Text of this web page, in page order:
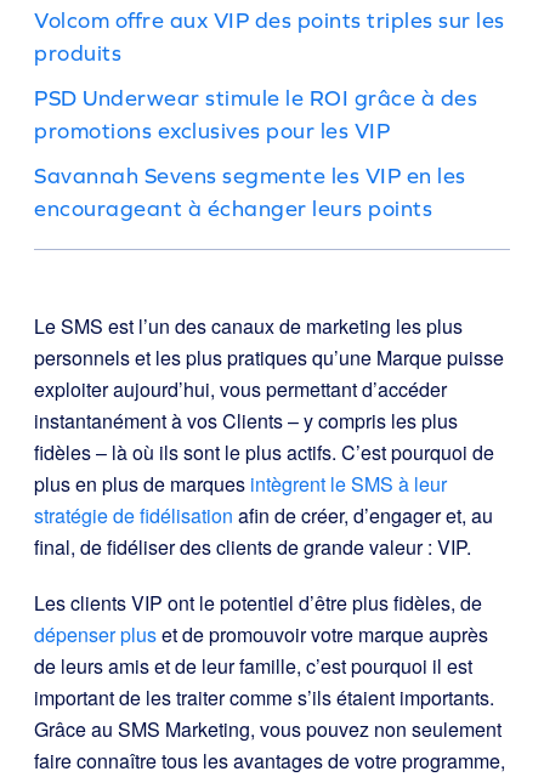
Volcom offre aux VIP des points triples sur les
produits
PSD Underwear stimule le ROI grâce à des
promotions exclusives pour les VIP
Savannah Sevens segmente les VIP en les
encourageant à échanger leurs points
Le SMS est l’un des canaux de marketing les plus
personnels et les plus pratiques qu’une Marque puisse
exploiter aujourd’hui, vous permettant d’accéder
instantanément à vos Clients – y compris les plus
fidèles – là où ils sont le plus actifs. C’est pourquoi de
plus en plus de marques intègrent le SMS à leur
stratégie de fidélisation afin de créer, d’engager et, au
final, de fidéliser des clients de grande valeur : VIP.
Les clients VIP ont le potentiel d’être plus fidèles, de
dépenser pluset de promouvoir votre marque auprès
de leurs amis et de leur famille, c’est pourquoi il est
important de les traiter comme s’ils étaient importants.
Grâce au SMS Marketing, vous pouvez non seulement
faire connaître tous les avantages de votre programme,